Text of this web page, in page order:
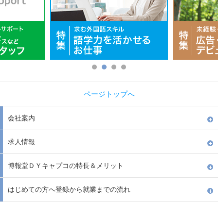
ページトップへ
会社案内
求人情報
博報堂ＤＹキャプコの特長＆メリット
はじめての方へ登録から就業までの流れ